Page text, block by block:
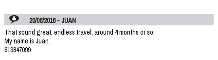
20/06/2016 - JUAN
That sound great, endless travel, around 4 months or so.
My name is Juan.
619847099